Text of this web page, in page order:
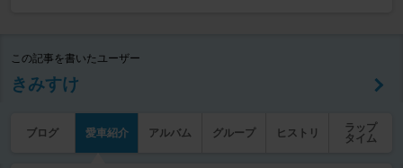
この記事を書いたユーザー
きみすけ
ブログ 愛車紹介 アルバム グループ ヒストリ
ラップ
タイム